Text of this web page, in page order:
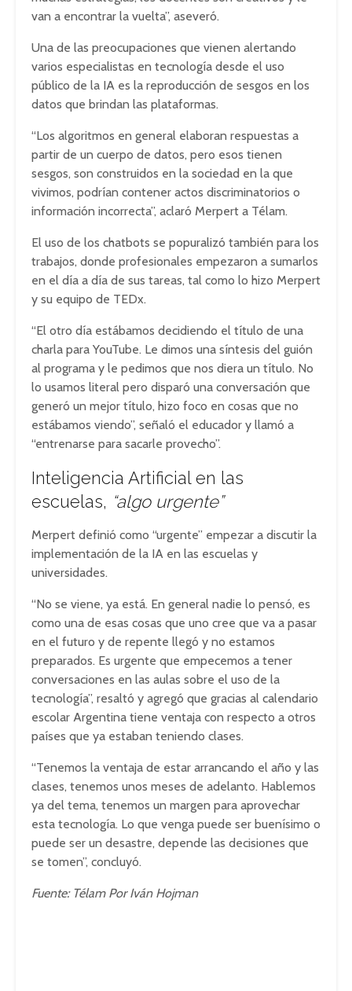
van a encontrar la vuelta”, aseveró.
Una de las preocupaciones que vienen alertando
varios especialistas en tecnología desde el uso
público de la IA es la reproducción de sesgos en los
datos que brindan las plataformas.
“Los algoritmos en general elaboran respuestas a
partir de un cuerpo de datos, pero esos tienen
sesgos, son construidos en la sociedad en la que
vivimos, podrían contener actos discriminatorios o
información incorrecta”, aclaró Merpert a Télam.
El uso de los chatbots se popuralizó también para los
trabajos, donde profesionales empezaron a sumarlos
en el día a día de sus tareas, tal como lo hizo Merpert
y su equipo de TEDx.
“El otro día estábamos decidiendo el título de una
charla para YouTube. Le dimos una síntesis del guión
al programa y le pedimos que nos diera un título. No
lo usamos literal pero disparó una conversación que
generó un mejor título, hizo foco en cosas que no
estábamos viendo”, señaló el educador y llamó a
“entrenarse para sacarle provecho”.
Inteligencia Artificial en las
escuelas, “algo urgente”
Merpert definió como “urgente” empezar a discutir la
implementación de la IA en las escuelas y
universidades.
“No se viene, ya está. En general nadie lo pensó, es
como una de esas cosas que uno cree que va a pasar
en el futuro y de repente llegó y no estamos
preparados. Es urgente que empecemos a tener
conversaciones en las aulas sobre el uso de la
tecnología”, resaltó y agregó que gracias al calendario
escolar Argentina tiene ventaja con respecto a otros
países que ya estaban teniendo clases.
“Tenemos la ventaja de estar arrancando el año y las
clases, tenemos unos meses de adelanto. Hablemos
ya del tema, tenemos un margen para aprovechar
esta tecnología. Lo que venga puede ser buenísimo o
puede ser un desastre, depende las decisiones que
se tomen”, concluyó.
Fuente: Télam Por Iván Hojman